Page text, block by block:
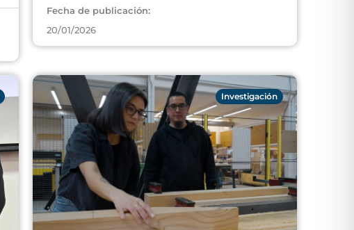
Fecha de publicación:
20/01/2026
Investigación